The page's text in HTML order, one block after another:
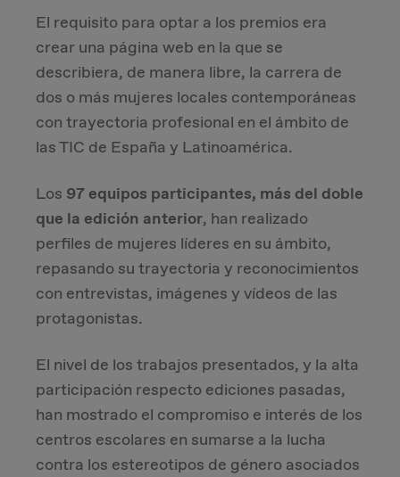
Post Merger Integration
Business Strategy
Market Strategy & Screening Analysis
Performance Transformation
El requisito para optar a los premios era
crear una página web en la que se
describiera, de manera libre, la carrera de
dos o más mujeres locales contemporáneas
con trayectoria profesional en el ámbito de
las TIC de España y Latinoamérica.
Los 97 equipos participantes, más del doble
que la edición anterior, han realizado
perfiles de mujeres líderes en su ámbito,
repasando su trayectoria y reconocimientos
con entrevistas, imágenes y vídeos de las
protagonistas.
El nivel de los trabajos presentados, y la alta
participación respecto ediciones pasadas,
han mostrado el compromiso e interés de los
centros escolares en sumarse a la lucha
contra los estereotipos de género asociados